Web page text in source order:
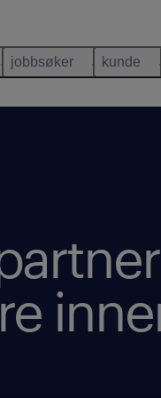
jobbsøker kunde